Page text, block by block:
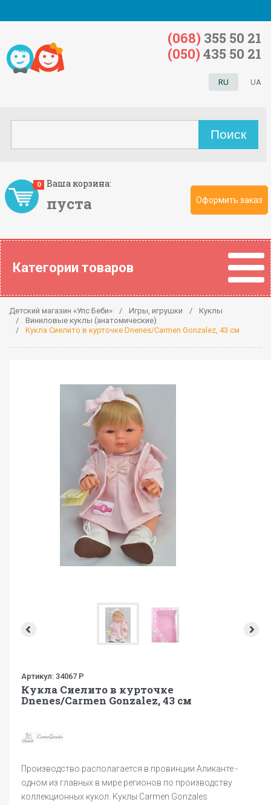
Ваша корзина:
пуста
0
Оформить заказ
RU UA
(068) 355 50 21
(050) 435 50 21
Категории товаров
Детский магазин «Упс Беби» Игры, игрушки
Куклы
Виниловые куклы (анатомические)
Кукла Сиелито в курточке Dnenes/Carmen Gonzalez, 43 см
Артикул: 34067 P
Кукла Сиелито в курточке
Dnenes/Carmen Gonzalez, 43 см
Производство располагается в провинции Аликанте -
одном из главных в мире регионов по производству
коллекционных кукол. Куклы Carmen Gonzales